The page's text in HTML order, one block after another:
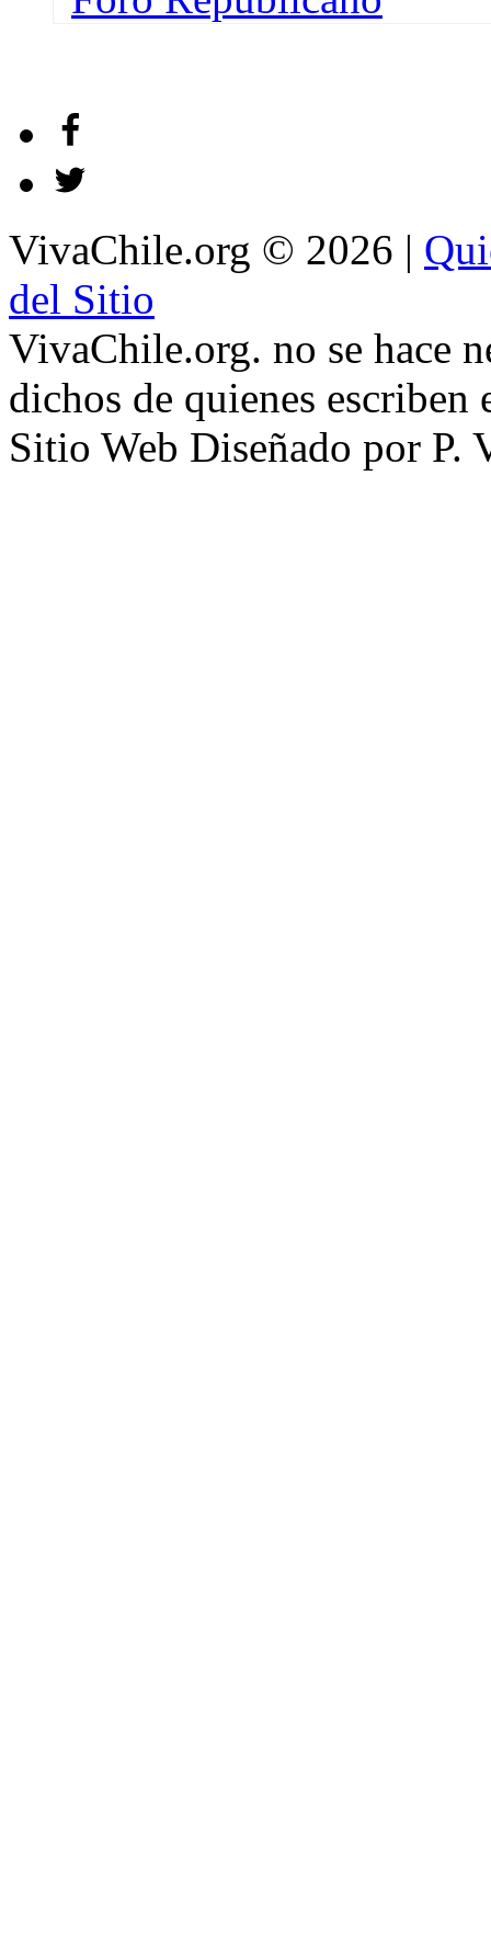
VivaChile.org © 2026 |
del Sitio
VivaChile.org. no se hace
dichos de quienes escriben
Sitio Web Diseñado por